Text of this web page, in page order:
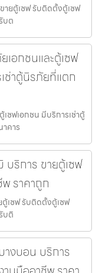
ายตู้เซฟ รับติดตั้งตู้เซฟ
บต
อกชนและตู้เซฟ
ช่าตู้นิรภัยที่แตก
ซฟเอกชน มีบริการเช่าตู้
คาร
ริการ ขายตู้เซฟ
ราคาถูก
เซฟ รับติดตั้งตู้เซฟ
บติ
างบอน บริการ